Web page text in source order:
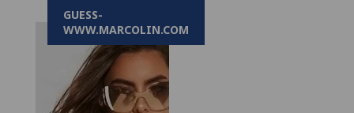
GUESS-
WWW.MARCOLIN.COM